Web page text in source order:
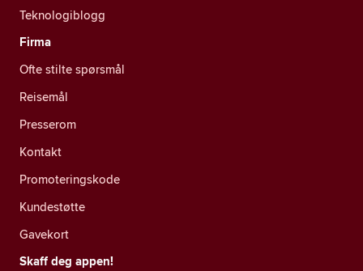
Teknologiblogg
Firma
Ofte stilte spørsmål
Reisemål
Presserom
Kontakt
Promoteringskode
Kundestøtte
Gavekort
Skaff deg appen!